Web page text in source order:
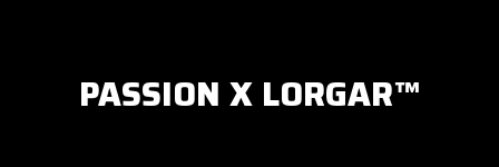
PASSION X LORGAR™